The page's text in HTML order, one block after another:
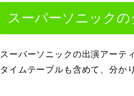
スーパーソニック
スーパーソニックの出演アーテ
タイムテーブルも含めて、分か